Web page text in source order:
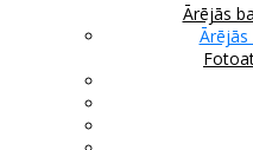
Ārējās
Ārējās